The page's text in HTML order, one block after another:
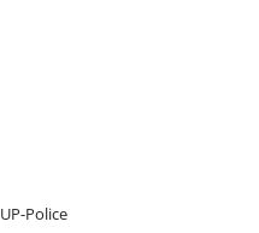
UP-Police